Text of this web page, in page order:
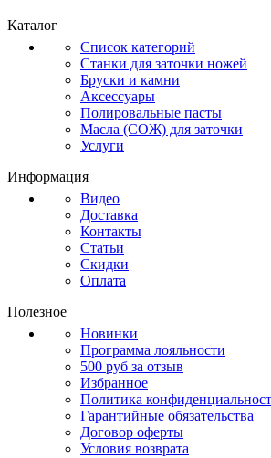
Каталог
Список категорий
Станки для заточки ножей
Бруски и камни
Аксессуары
Полировальные пасты
Масла (СОЖ) для заточки
Услуги
Информация
Видео
Доставка
Контакты
Статьи
Скидки
Оплата
Полезное
Новинки
Программа лояльности
500 руб за отзыв
Избранное
Политика
Гарантийные обязательства
Договор оферты
Условия возврата